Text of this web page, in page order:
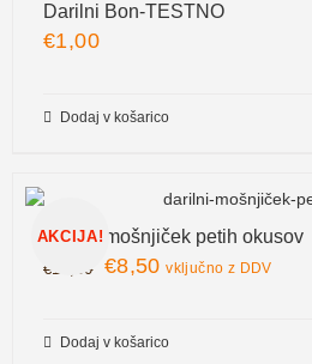
Darilni Bon-TESTNO
€1,00
Dodaj v košarico
AKCIJA!
Darilni mošnjiček petih okusov
€ 10,00 €8,50 vključno z DDV
Dodaj v košarico